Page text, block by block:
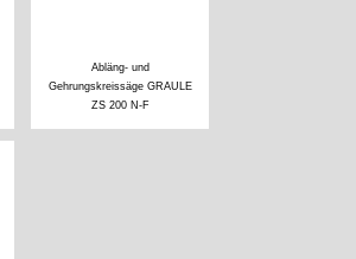
Abläng- und
Gehrungskreissäge GRAULE
ZS 200 N-F